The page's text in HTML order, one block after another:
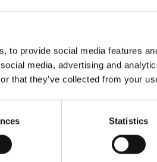
to provide social media features
media, advertising and
that they’ve collected from your
Statistics